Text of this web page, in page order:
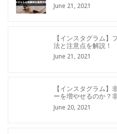
June 21, 2021
【インスタグラム
法と注意点を解説！
June 21, 2021
【インスタグラム】
ーを増やせるのか？
June 20, 2021